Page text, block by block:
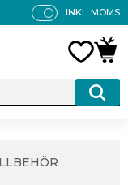
P
A
INKL. MOMS